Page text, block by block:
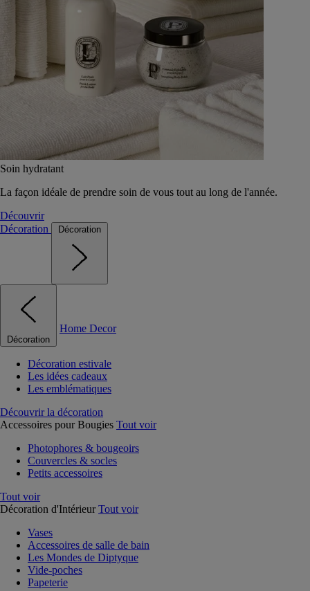
Soin hydratant
La façon idéale de prendre soin de vous tout au long de l'année.
Découvrir
Décoration
Décoration
Décoration
Home Decor
Décoration estivale
Les idées cadeaux
Les emblématiques
Découvrir la décoration
Accessoires pour Bougies Tout voir
Photophores & bougeoirs
Couvercles & socles
Petits accessoires
Tout voir
Décoration d'Intérieur Tout voir
Vases
Accessoires de salle de bain
Les Mondes de Diptyque
Vide-poches
Papeterie